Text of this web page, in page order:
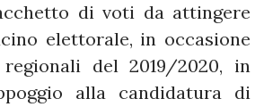
di voti da attingere
elettorale, in occasione
del 2019/2020, in
alla candidatura di